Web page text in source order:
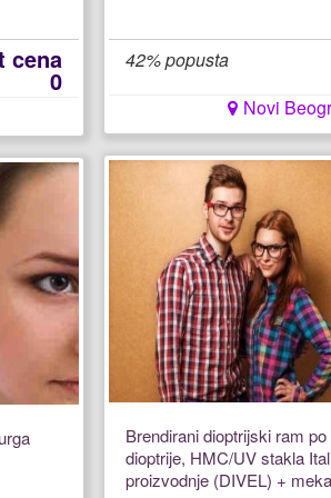
cena
0
42% popusta
Novi
Brendirani dioptrijski ram
dioptrije, HMC/UV stakla
proizvodnje (DIVEL) + meka